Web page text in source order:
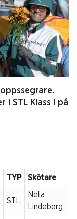
i STL Klass I på
TYP Skötare
STL
Nelia
Lindeberg